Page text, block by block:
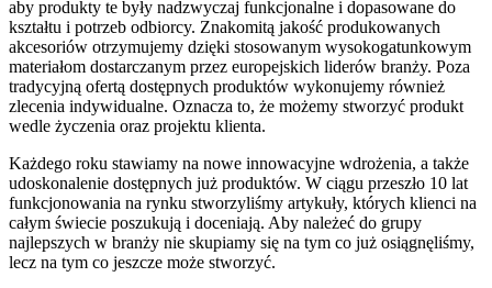
aby produkty te były nadzwyczaj funkcjonalne i dopasowane do
kształtu i potrzeb odbiorcy. Znakomitą jakość produkowanych
akcesoriów otrzymujemy dzięki stosowanym wysokogatunkowym
materiałom dostarczanym przez europejskich liderów branży. Poza
tradycyjną ofertą dostępnych produktów wykonujemy również
zlecenia indywidualne. Oznacza to, że możemy stworzyć produkt
wedle życzenia oraz projektu klienta.
Każdego roku stawiamy na nowe innowacyjne wdrożenia, a także
udoskonalenie dostępnych już produktów. W ciągu przeszło 10 lat
funkcjonowania na rynku stworzyliśmy artykuły, których klienci na
całym świecie poszukują i doceniają. Aby należeć do grupy
najlepszych w branży nie skupiamy się na tym co już osiągnęliśmy,
lecz na tym co jeszcze może stworzyć.